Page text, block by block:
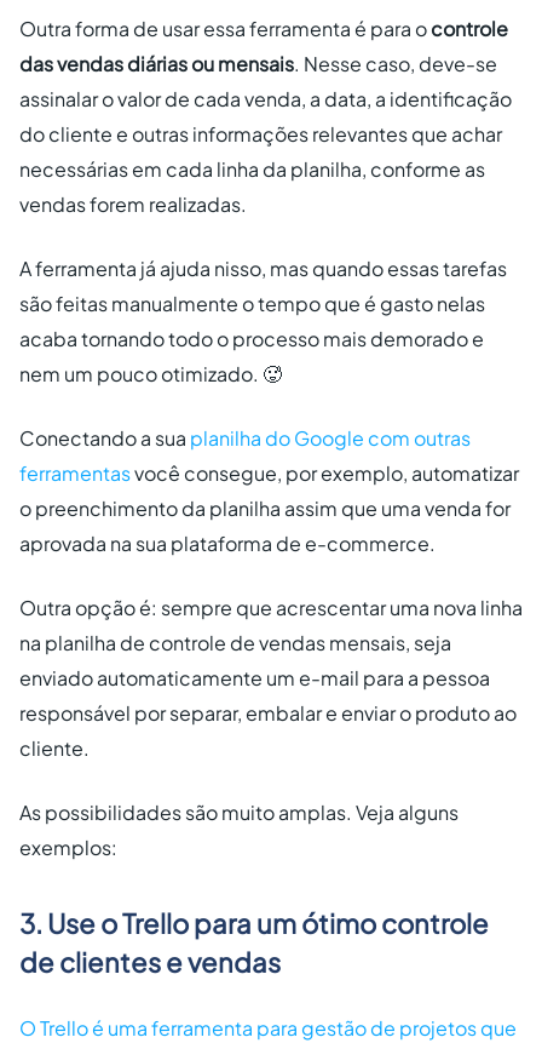
Outra forma de usar essa ferramenta é para ocontrole
das vendas diárias ou mensais. Nesse caso, deve-se
assinalar o valor de cada venda, a data, a identificação
do cliente e outras informações relevantes que achar
necessárias em cada linha da planilha, conforme as
vendas forem realizadas.
A ferramenta já ajuda nisso, mas quando essas tarefas
são feitas manualmente o tempo que é gasto nelas
acaba tornando todo o processo mais demorado e
nem um pouco otimizado. 🥵
Conectando a sua planilha do Google com outras
ferramentasvocê consegue, por exemplo, automatizar
o preenchimento da planilha assim que uma venda for
aprovada na sua plataforma de e-commerce.
Outra opção é: sempre que acrescentar uma nova linha
na planilha de controle de vendas mensais, seja
enviado automaticamente um e-mail para a pessoa
responsável por separar, embalar e enviar o produto ao
cliente.
As possibilidades são muito amplas. Veja alguns
exemplos:
3. Use o Trello para um ótimo controle
de clientes e vendas
O Trello é uma ferramenta para gestão de projetos que